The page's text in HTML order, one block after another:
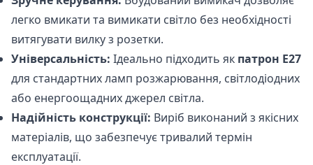
легко вмикати та вимикати світло без необхідності
витягувати вилку з розетки.
Універсальність: Ідеально підходить як патрон Е27
для стандартних ламп розжарювання, світлодіодних
або енергоощадних джерел світла.
Надійність конструкції: Виріб виконаний з якісних
матеріалів, що забезпечує тривалий термін
експлуатації.